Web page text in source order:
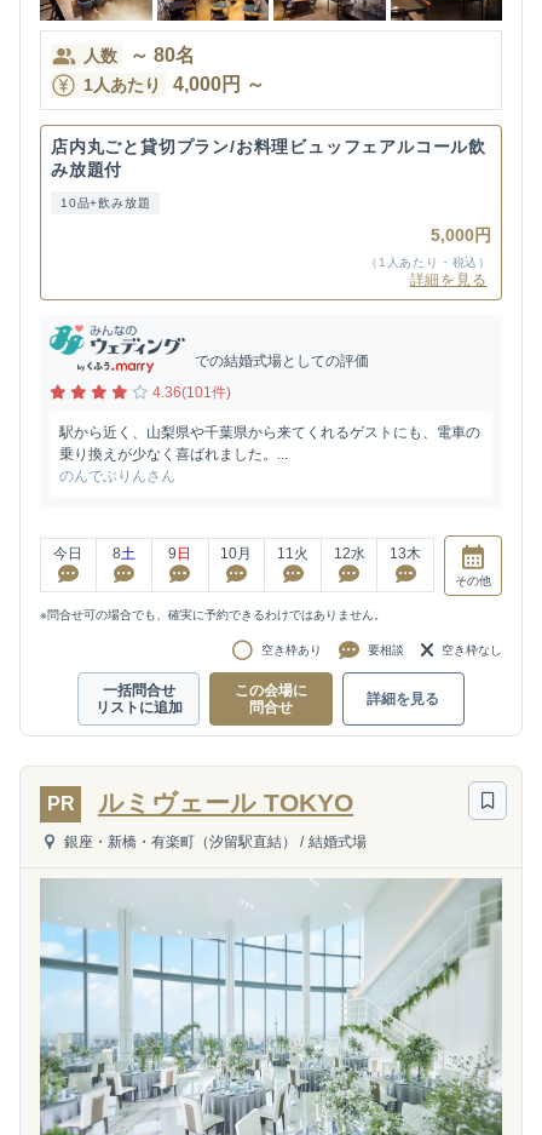
人数 ～ 80名
1人あたり 4,000円 ～
店内丸ごと貸切プラン/お料理ビュッフェアルコール飲
み放題付
10品+飲み放題
5,000円
（1人あたり・税込）
詳細を見る
での結婚式場としての評価
4.36(101件)
駅から近く、山梨県や千葉県から来てくれるゲストにも、電車の
乗り換えが少なく喜ばれました。...
のんでぶりんさん
今日 8土 9 日 10月 11火 12水 13木
その他
※問合せ可の場合でも、確実に予約できるわけではありません。
空き枠あり 要相談 空き枠なし
一括問合せ
リストに追加
この会場に
問合せ
詳細を見る
PR ルミヴェール TOKYO
銀座・新橋・有楽町（汐留駅直結） / 結婚式場